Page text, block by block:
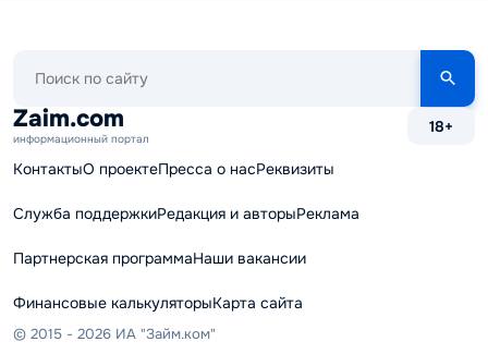
сайту
Zaim.com
информационный портал
18+
КонтактыО проектеПресса о насРеквизиты
Служба поддержкиРедакция и авторыРеклама
Партнерская программаНаши вакансии
Финансовые калькуляторыКарта сайта
© 2015 - 2026 ИА "Займ.ком"